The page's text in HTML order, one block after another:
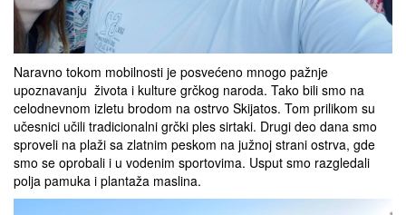
Naravno tokom mobilnosti je posvećeno mnogo pažnje
upoznavanju života i kulture grčkog naroda. Tako bili smo na
celodnevnom izletu brodom na ostrvo Skijatos. Tom prilikom su
učesnici učili tradicionalni grčki ples sirtaki. Drugi deo dana smo
sproveli na plaži sa zlatnim peskom na južnoj strani ostrva, gde
smo se oprobali i u vodenim sportovima. Usput smo razgledali
polja pamuka i plantaža maslina.